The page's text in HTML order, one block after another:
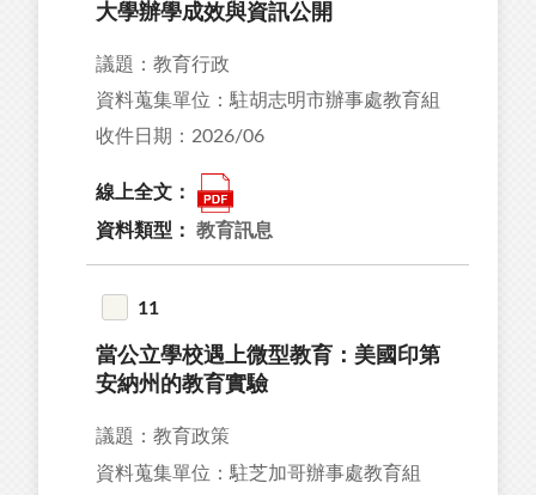
大學辦學成效與資訊公開
議題：教育行政
資料蒐集單位：駐胡志明市辦事處教育組
收件日期：2026/06
線上全文：
資料類型： 教育訊息
11
當公立學校遇上微型教育：美國印第
安納州的教育實驗
議題：教育政策
資料蒐集單位：駐芝加哥辦事處教育組